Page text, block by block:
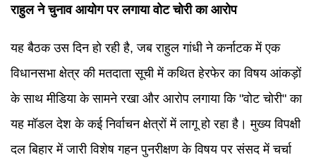
राहुल ने चुनाव आयोग पर लगाया वोट चोरी का आरोप
यह बैठक उस दिन हो रही है, जब राहुल गांधी ने कर्नाटक में एक
विधानसभा क्षेत्र की मतदाता सूची में कथित हेरफेर का विषय आंकड़ों
के साथ मीडिया के सामने रखा और आरोप लगाया कि "वोट चोरी" का
यह मॉडल देश के कई निर्वाचन क्षेत्रों में लागू हो रहा है। मुख्य विपक्षी
दल बिहार में जारी विशेष गहन पुनरीक्षण के विषय पर संसद में चर्चा